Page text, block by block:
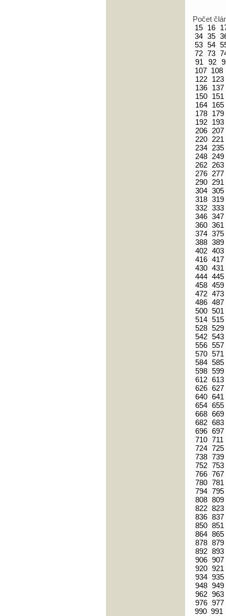
Počet
15 16
34 35
53 54
72 73
91
92
107 108
122
123
136
137
150
151
164
165
178
179
192
193
206 207
220
221
234
235
248
249
262
263
276
277
290
291
304 305
318 319
332 333
346 347
360 361
374 375
388 389
402 403
416 417
430 431
444 445
458 459
472 473
486 487
500 501
514 515
528 529
542 543
556 557
570 571
584 585
598 599
612 613
626 627
640 641
654 655
668 669
682 683
696 697
710 711
724 725
738 739
752 753
766 767
780 781
794 795
808 809
822 823
836 837
850 851
864 865
878 879
892 893
906 907
920 921
934 935
948 949
962 963
976 977
990 991